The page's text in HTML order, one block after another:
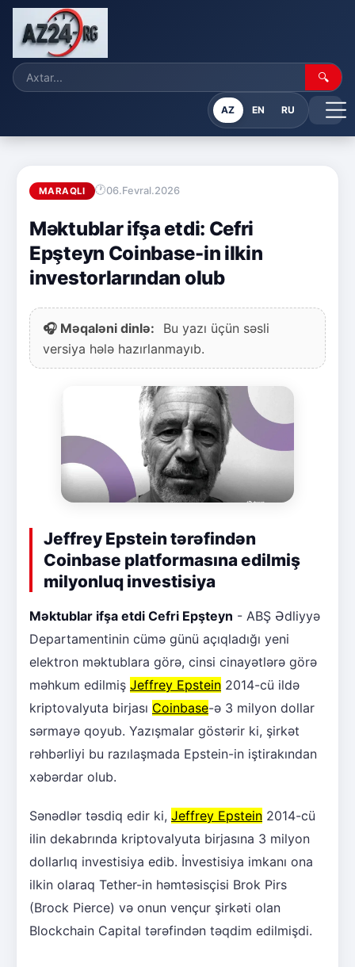
🔍
AZ EN RU
MARAQLI 06.Fevral.2026
Məktublar ifşa etdi: Cefri
Epşteyn Coinbase-in ilkin
investorlarından olub
🎧 Məqaləni dinlə:
Bu yazı üçün səsli
versiya hələ hazırlanmayıb.
Jeffrey Epstein tərəfindən
Coinbase platformasına edilmiş
milyonluq investisiya
Məktublar ifşa etdi Cefri Epşteyn - ABŞ Ədliyyə
Departamentinin cümə günü açıqladığı yeni
elektron məktublara görə, cinsi cinayətlərə görə
məhkum edilmiş Jeffrey Epstein 2014-cü ildə
kriptovalyuta birjası Coinbase-ə 3 milyon dollar
sərmayə qoyub. Yazışmalar göstərir ki, şirkət
rəhbərliyi bu razılaşmada Epstein-in iştirakından
xəbərdar olub.
Sənədlər təsdiq edir ki, Jeffrey Epstein 2014-cü
ilin dekabrında kriptovalyuta birjasına 3 milyon
dollarlıq investisiya edib. İnvestisiya imkanı ona
ilkin olaraq Tether-in həmtəsisçisi Brok Pirs
(Brock Pierce) və onun vençur şirkəti olan
Blockchain Capital tərəfindən təqdim edilmişdi.